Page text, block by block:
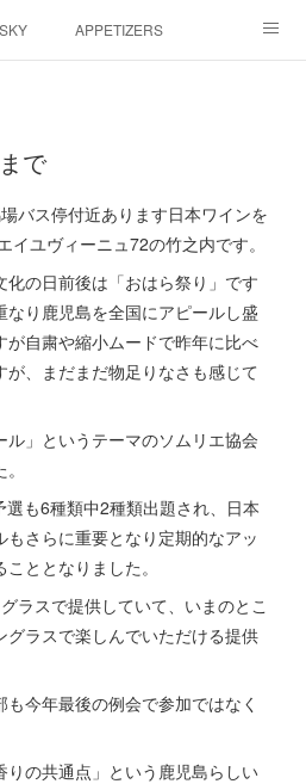
APPETIZERS
で
バス停付近あります日本ワインを
ユヴィーニュ72の竹之内です。
の日前後は「おはら祭り」です
なり鹿児島を全国にアピールし盛
が自粛や縮小ムードで昨年に比べ
、まだまだ物足りなさも感じて
」というテーマのソムリエ協会
も6種類中2種類出題され、日本
さらに重要となり定期的なアッ
ととなりました。
ラスで提供していて、いまのとこ
グラスで楽しんでいただける提供
今年最後の例会で参加ではなく
りの共通点」という鹿児島らしい